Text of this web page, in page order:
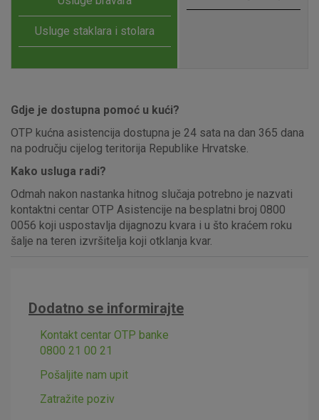
Usluge staklara i stolara
Gdje je dostupna pomoć u kući?
OTP kućna asistencija dostupna je 24 sata na dan 365 dana
na području cijelog teritorija Republike Hrvatske.
Kako usluga radi?
Odmah nakon nastanka hitnog slučaja potrebno je nazvati
kontaktni centar OTP Asistencije na besplatni broj 0800
0056 koji uspostavlja dijagnozu kvara i u što kraćem roku
šalje na teren izvršitelja koji otklanja kvar.
Dodatno se informirajte
Kontakt centar OTP banke
0800 21 00 21
Pošaljite nam upit
Zatražite poziv
Prihvaćam upotrebu navedenih kolačića
Ovi kolačići nužni su za funkcioniranje internetske stranice i
ne mogu se isključiti u našim sustavima. Uobičajeno se
postavljaju kao odgovor na vaše radnje koje uključuju zahtjev
za uslugama, kao što su postavke kolačića. Svoj preglednik
možete postaviti da blokira te kolačiće ili pošalje upozorenje
o njima, ali u tom slučaju neki dijelovi stranice neće raditi. Ti
kolačići ne pohranjuju nikakve informacije koje bi vas mogle
identificirati.